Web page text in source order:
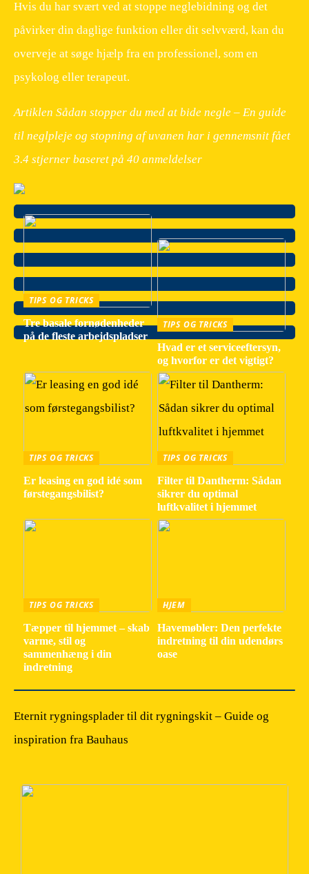
Hvis du har svært ved at stoppe neglebidning og det
påvirker din daglige funktion eller dit selvværd, kan du
overveje at søge hjælp fra en professionel, som en
psykolog eller terapeut.
Artiklen Sådan stopper du med at bide negle – En guide
til neglpleje og stopning af uvanen har i gennemsnit fået
3.4 stjerner baseret på 40 anmeldelser
TIPS OG TRICKS
Tre basale fornødenheder
på de fleste arbejdspladser
TIPS OG TRICKS
Hvad er et serviceeftersyn,
og hvorfor er det vigtigt?
TIPS OG TRICKS
Er leasing en god idé som
førstegangsbilist?
TIPS OG TRICKS
Filter til Dantherm: Sådan
sikrer du optimal
luftkvalitet i hjemmet
TIPS OG TRICKS
Tæpper til hjemmet – skab
varme, stil og
sammenhæng i din
indretning
HJEM
Havemøbler: Den perfekte
indretning til din udendørs
oase
Eternit rygningsplader til dit rygningskit – Guide og
inspiration fra Bauhaus